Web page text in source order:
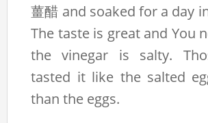
薑醋 and soaked for a day
The taste is great and You
the vinegar is salty.
tasted it like the salted
than the eggs.